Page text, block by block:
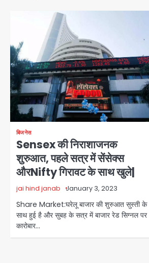
बिजनेस
Sensex की निराशाजनक
शुरुआत, पहले सत्र में सेंसेक्स
औरNifty गिरावट के साथ खुले|
jai hind janab January 3, 2023
Share Market:घरेलू बाजार की शुरुआत सुस्ती के
साथ हुई है और सुबह के सत्र में बाजार रेड सिग्नल पर
कारोबार…